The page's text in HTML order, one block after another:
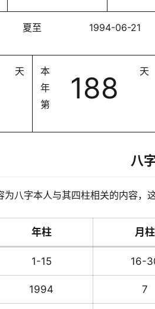
夏至 1994-06-21
天
本
年
第
188 天
八
为八字本人与其四柱相关的内容，
年柱 月柱
1-15 16-
1994 7